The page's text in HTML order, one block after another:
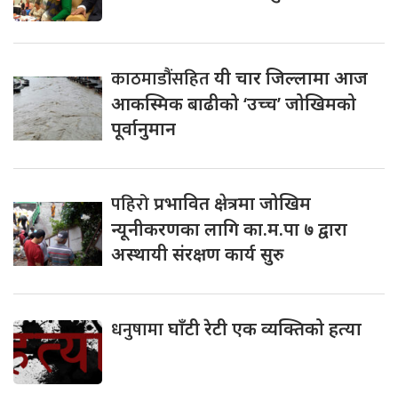
काठमाडौंसहितयी चार जिल्लामा आज
आकस्मिक बाढीको ‘उच्च’ जोखिमको
पूर्वानुमान
पहिरोप्रभावित क्षेत्रमा जोखिम
न्यूनीकरणका लागि का.म.पा ७ द्वारा
अस्थायी संरक्षण कार्य सुरु
धनुषामाघाँटी रेटी एक व्यक्तिको हत्या